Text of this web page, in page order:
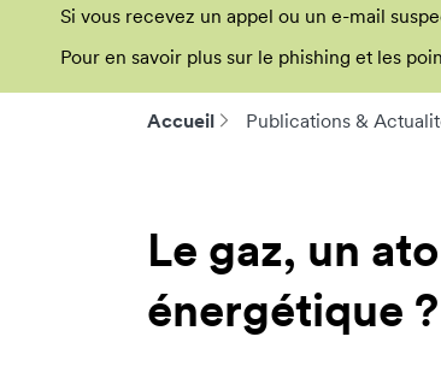
Si vous recevez un appel ou un e-mail
Pour en savoir plus sur le phishing et les
Accueil Publications &
Le gaz, un
énergétique ?